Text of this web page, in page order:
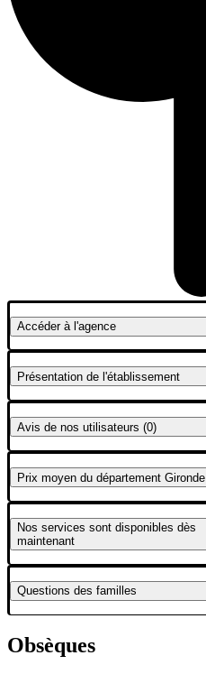
Accéderà l'agence
Présentation de l'établissement
Avis de nos utilisateurs (0)
Prix moyen du département Gironde
Nos services sont disponibles dès
maintenant
Questions des familles
Obsèques